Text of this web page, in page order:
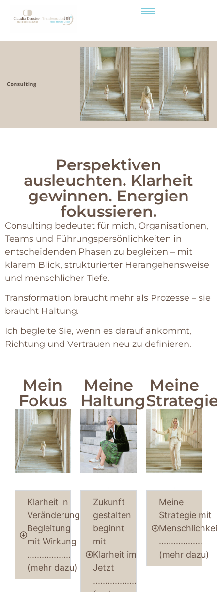
Perspektiven
ausleuchten. Klarheit
gewinnen. Energien
fokussieren.
Consulting bedeutet für mich, Organisationen,
Teams und Führungspersönlichkeiten in
entscheidenden Phasen zu begleiten – mit
klarem Blick, strukturierter Herangehensweise
und menschlicher Tiefe.
Transformation braucht mehr als Prozesse – sie
braucht Haltung.
Ich begleite Sie, wenn es darauf ankommt,
Richtung und Vertrauen neu zu definieren.
Mein
Fokus
.
Klarheit in
Veränderung,
Begleitung
mit Wirkung
..................
(mehr dazu)
Meine
Haltung
.
Zukunft
gestalten
beginnt
mit
Klarheit im
Jetzt
..................
Meine
.
Meine
Strategie mit
..................
(mehr dazu)